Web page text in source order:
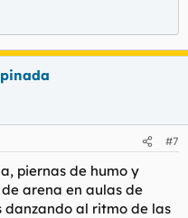
#7
piernas de humo y
arena en aulas de
al ritmo de las